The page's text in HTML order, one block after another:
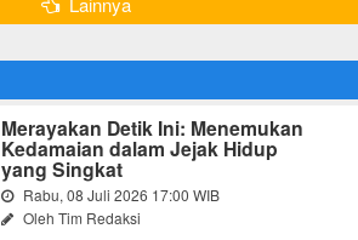
Merayakan Detik Ini: Menemukan
Kedamaian dalam Jejak Hidup
yang Singkat
Rabu, 08 Juli 2026 17:00 WIB
Oleh Tim Redaksi